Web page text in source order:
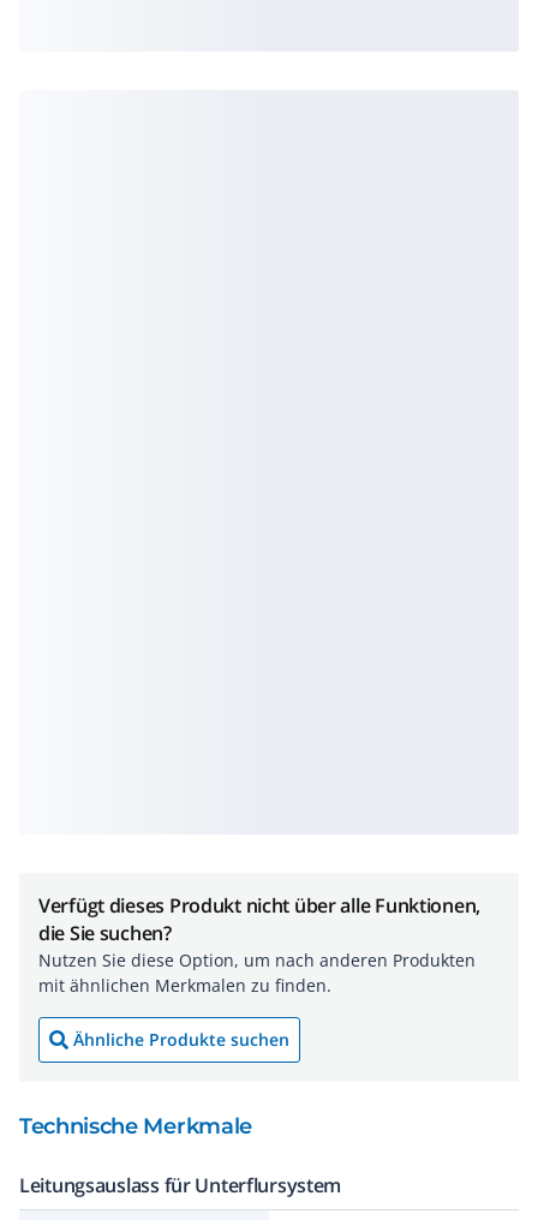
Verfügt dieses Produkt nicht über alle Funktionen,
die Sie suchen?
Nutzen Sie diese Option, um nach anderen Produkten
mit ähnlichen Merkmalen zu finden.
Ähnliche Produkte suchen
Technische Merkmale
Leitungsauslass für Unterflursystem